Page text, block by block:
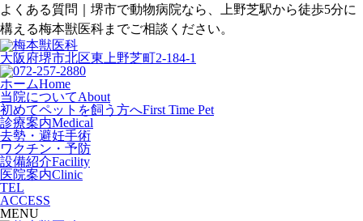
よくある質問｜堺市で動物病院なら、上野芝駅から徒歩5分に
構える梅本獣医科までご相談ください。
大阪府堺市北区東上野芝町2-184-1
ホームHome
当院についてAbout
初めてペットを飼う方へFirst Time Pet
診療案内Medical
去勢・避妊手術
ワクチン・予防
設備紹介Facility
医院案内Clinic
TEL
ACCESS
MENU